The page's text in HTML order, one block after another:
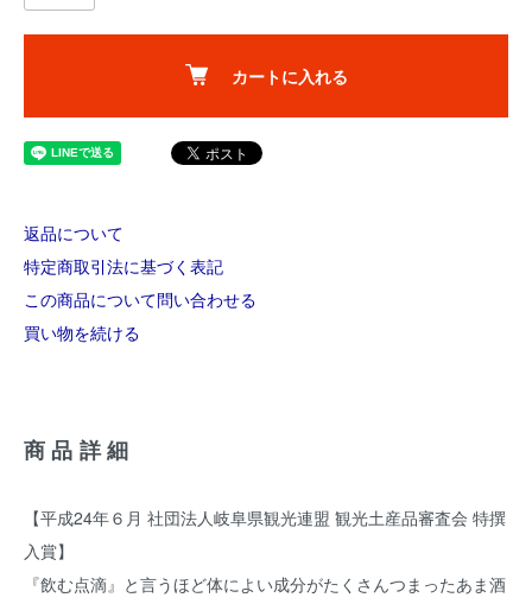
カートに入れる
返品について
特定商取引法に基づく表記
この商品について問い合わせる
買い物を続ける
商品詳細
【平成24年６月 社団法人岐阜県観光連盟 観光土産品審査会 特撰
入賞】
『飲む点滴』と言うほど体によい成分がたくさんつまったあま酒